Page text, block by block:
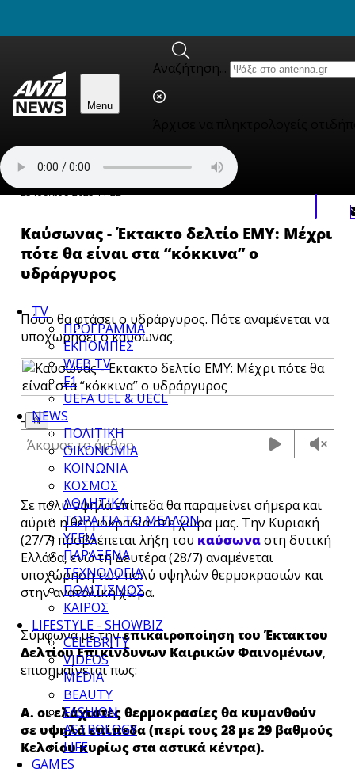
Skip to content
Menu
Αναζήτηση...
TV
ΠΡΟΓΡΑΜΜΑ
ΕΚΠΟΜΠΕΣ
WEB TV
F1
UEFA UEL & UECL
NEWS
ΠΟΛΙΤΙΚΗ
ΟΙΚΟΝΟΜΙΑ
ΚΟΙΝΩΝΙΑ
ΚΟΣΜΟΣ
ΑΘΛΗΤΙΚΑ
ΤΩΡΑ ΓΙΑ ΤΟ ΜΕΛΛΟΝ
ΥΓΕΙΑ
ΠΑΡΑΞΕΝΑ
ΤΕΧΝΟΛΟΓΙΑ
ΠΟΛΙΤΙΣΜΟΣ
ΚΑΙΡΟΣ
LIFESTYLE - SHOWBIZ
CELEBRITY
VIDEOS
MEDIA
BEAUTY
FASHION
ASTROLOGY
LIFE
GAMES
Κλίμα
25 Ιουλίου 2025 11:22
Καύσωνας - Έκτακτο δελτίο ΕΜΥ: Μέχρι
πότε θα είναι στα “κόκκινα” ο
υδράργυρος
Πόσο θα φτάσει ο υδράργυρος. Πότε αναμένεται να
υποχωρήσει ο καύσωνας.
- 📎
Άκουσε το άρθρο
Σε πολύ υψηλά επίπεδα θα παραμείνει σήμερα και
αύριο η θερμοκρασία στη χώρα μας. Την Κυριακή
(27/7) προβλέπεται λήξη του καύσωναστη δυτική
Ελλάδα, ενώ τη Δευτέρα (28/7) αναμένεται
υποχώρηση των πολύ υψηλών θερμοκρασιών και
στην ανατολική χώρα.
Σύμφωνα με τηνεπικαιροποίηση του Έκτακτου
Δελτίου Επικίνδυνων Καιρικών Φαινομένων,
επισημαίνεται πως:
Α. οι ελάχιστες θερμοκρασίες θα κυμανθούν
σε υψηλά επίπεδα (περί τους 28 με 29 βαθμούς
Κελσίου κυρίως στα αστικά κέντρα).